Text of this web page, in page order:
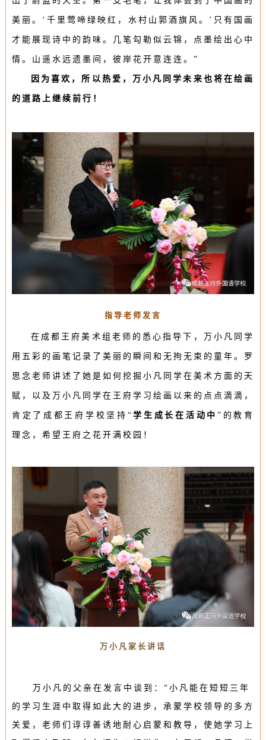
美丽。 ‘千里莺啼绿映红，水村山郭酒旗风。 ’ 只有国画
才能展现诗中的韵味。 几笔勾勒似云锦，点墨绘出心中
情。 山遥水远遗墨间，彼岸花开意连连。 ”
因为喜欢，所以热爱，万小凡同学未来也将在绘画
的道路上继续前行！
指导老师发言
在成都王府美术组老师的悉心指导下，万小凡同学
用五彩的画笔记录了美丽的瞬间和无拘无束的童年。罗
思念老师讲述了她是如何挖掘小凡同学在美术方面的天
赋，以及 万小凡同学在王府学习绘画以来的点点滴滴，
肯定了成都王府学校坚持“ 学生成长在活动中 ”的教育
理念， 希望王府之花开满校园！
万小凡家长讲话
万小凡的父亲在发言中谈到：“ 小凡能在短短三年
的学习生涯中取得如此大的进步，承蒙学校领导的多方
关爱，老师们谆谆善诱地耐心启蒙和教导，使她学习上